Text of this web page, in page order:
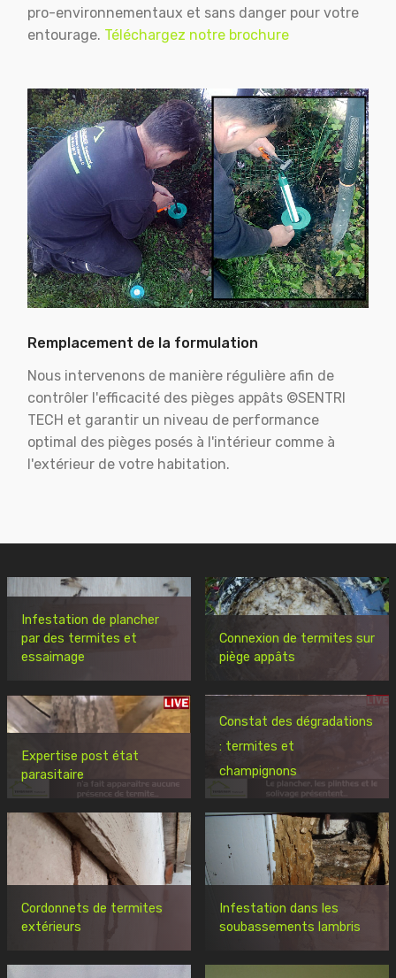
pro-environnementaux et sans danger pour votre
entourage. Téléchargez notre brochure
Remplacement de la formulation
Nous intervenons de manière régulière afin de
contrôler l'efficacité des pièges appâts ©SENTRI
TECH et garantir un niveau de performance
optimal des pièges posés à l'intérieur comme à
l'extérieur de votre habitation.
Infestation de plancher
par des termites et
essaimage
Connexion de termites sur
piège appâts
Expertise post état
parasitaire
Constat des dégradations
: termites et
champignons
Cordonnets de termites
extérieurs
Infestation dans les
soubassements lambris